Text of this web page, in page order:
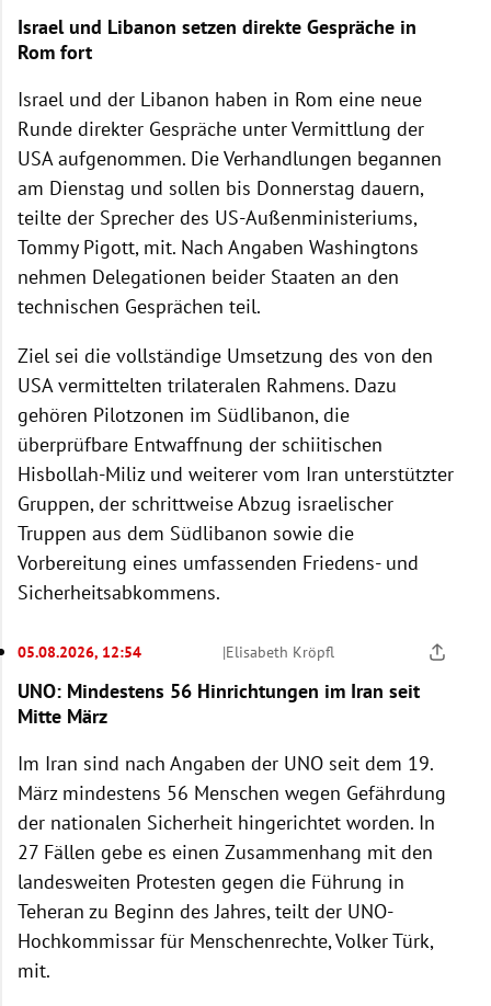
Israel und Libanon setzen direkte Gespräche in
Rom fort
Israel und der Libanon haben in Rom eine neue
Runde direkter Gespräche unter Vermittlung der
USA aufgenommen. Die Verhandlungen begannen
am Dienstag und sollen bis Donnerstag dauern,
teilte der Sprecher des US-Außenministeriums,
Tommy Pigott, mit. Nach Angaben Washingtons
nehmen Delegationen beider Staaten an den
technischen Gesprächen teil.
Ziel sei die vollständige Umsetzung des von den
USA vermittelten trilateralen Rahmens. Dazu
gehören Pilotzonen im Südlibanon, die
überprüfbare Entwaffnung der schiitischen
Hisbollah-Miliz und weiterer vom Iran unterstützter
Gruppen, der schrittweise Abzug israelischer
Truppen aus dem Südlibanon sowie die
Vorbereitung eines umfassenden Friedens- und
Sicherheitsabkommens.
05.08.2026, 12:54 |Elisabeth Kröpfl
UNO: Mindestens 56 Hinrichtungen im Iran seit
Mitte März
Im Iran sind nach Angaben der UNO seit dem 19.
März mindestens 56 Menschen wegen Gefährdung
der nationalen Sicherheit hingerichtet worden. In
27 Fällen gebe es einen Zusammenhang mit den
landesweiten Protesten gegen die Führung in
Teheran zu Beginn des Jahres, teilt der UNO-
Hochkommissar für Menschenrechte, Volker Türk,
mit.